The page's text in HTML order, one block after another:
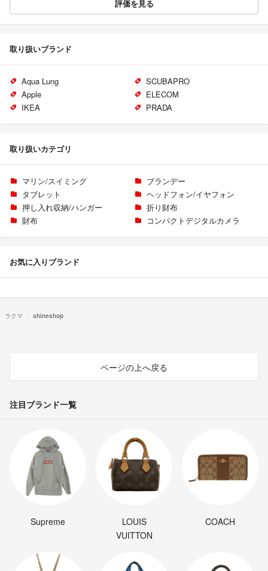
評価を見る
取り扱いブランド
Aqua Lung
SCUBAPRO
Apple
ELECOM
IKEA
PRADA
取り扱いカテゴリ
マリン/スイミング
ブランデー
タブレット
ヘッドフォン/イヤフォン
押し入れ収納/ハンガー
折り財布
財布
コンパクトデジタルカメラ
お気に入りブランド
ラクマ shineshop
ページの上へ戻る
注目ブランド一覧
Supreme
LOUIS
VUITTON
COACH